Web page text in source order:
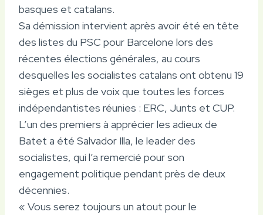
basques et catalans.
Sa démission intervient après avoir été en tête
des listes du PSC pour Barcelone lors des
récentes élections générales, au cours
desquelles les socialistes catalans ont obtenu 19
sièges et plus de voix que toutes les forces
indépendantistes réunies : ERC, Junts et CUP.
L’un des premiers à apprécier les adieux de
Batet a été Salvador Illa, le leader des
socialistes, qui l’a remercié pour son
engagement politique pendant près de deux
décennies.
« Vous serez toujours un atout pour le